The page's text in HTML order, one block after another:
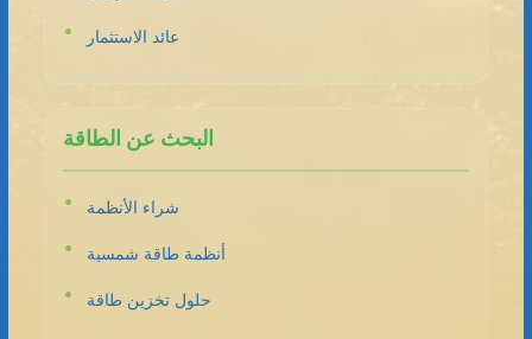
عائد الاستثمار
البحث عن الطاقة
شراء الأنظمة
أنظمة طاقة شمسية
حلول تخزين طاقة